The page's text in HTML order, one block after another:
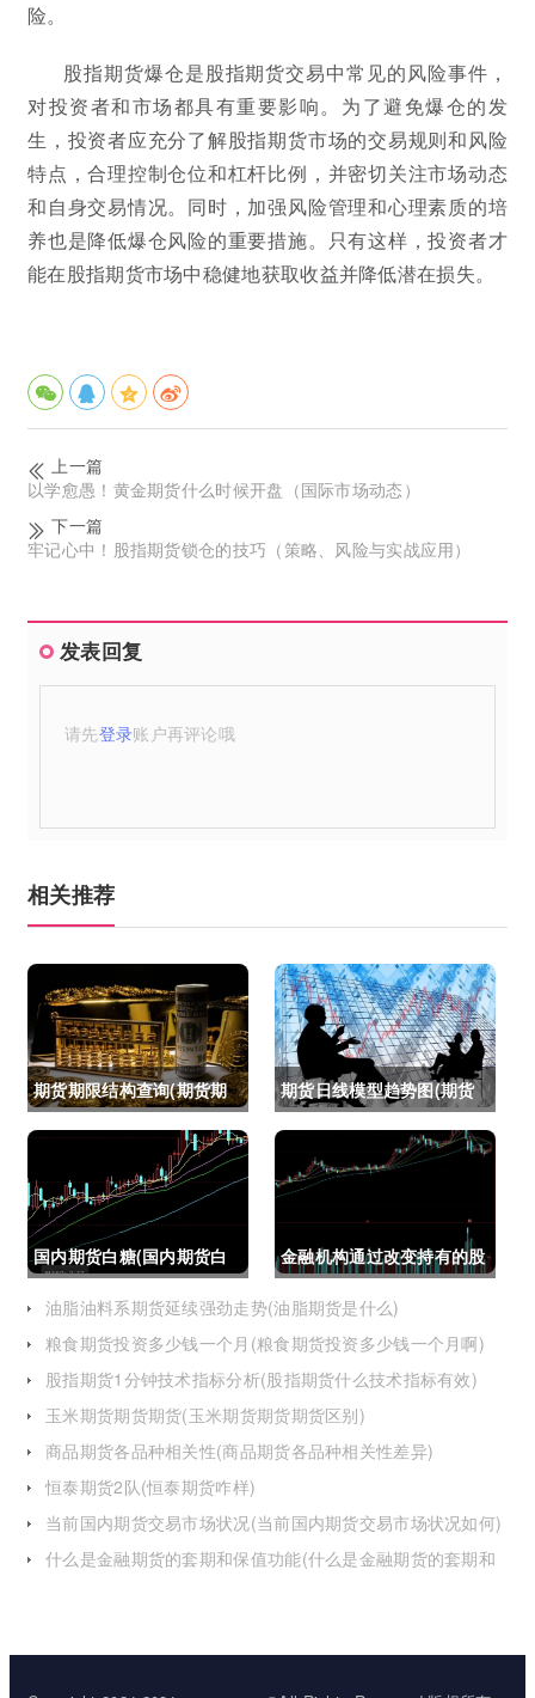
险。
股指期货爆仓是股指期货交易中常见的风险事件，
对投资者和市场都具有重要影响。为了避免爆仓的发
生，投资者应充分了解股指期货市场的交易规则和风险
特点，合理控制仓位和杠杆比例，并密切关注市场动态
和自身交易情况。同时，加强风险管理和心理素质的培
养也是降低爆仓风险的重要措施。只有这样，投资者才
能在股指期货市场中稳健地获取收益并降低潜在损失。
上一篇
以学愈愚！黄金期货什么时候开盘（国际市场动态）
下一篇
牢记心中！股指期货锁仓的技巧（策略、风险与实战应用）
发表回复
请先登录账户再评论哦
相关推荐
期货期限结构查询(期货期
限结构)
期货日线模型趋势图(期货
日线模型趋势图怎么看)
国内期货白糖(国内期货白
糖合约是怎么交割)
金融机构通过改变持有的股
指期货合约(股指期货合约
最长持有多久)
油脂油料系期货延续强劲走势(油脂期货是什么)
粮食期货投资多少钱一个月(粮食期货投资多少钱一个月啊)
股指期货1分钟技术指标分析(股指期货什么技术指标有效)
玉米期货期货期货(玉米期货期货期货区别)
商品期货各品种相关性(商品期货各品种相关性差异)
恒泰期货2队(恒泰期货咋样)
当前国内期货交易市场状况(当前国内期货交易市场状况如何)
什么是金融期货的套期和保值功能(什么是金融期货的套期和